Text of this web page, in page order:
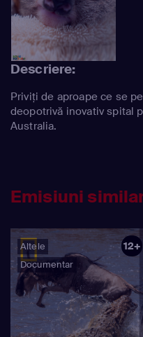
Descriere:
Priviți de aproape ce se
deopotrivă inovativ spital
Australia.
Emisiuni
Altele
Documentar
12+